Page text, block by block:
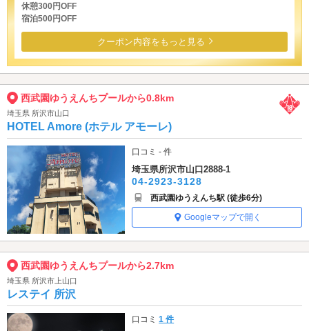
休憩300円OFF
宿泊500円OFF
クーポン内容をもっと見る
西武園ゆうえんちプールから0.8km
埼玉県 所沢市山口
HOTEL Amore (ホテル アモーレ)
口コミ - 件
埼玉県所沢市山口2888-1
04-2923-3128
西武園ゆうえんち駅 (徒歩6分)
Googleマップで開く
西武園ゆうえんちプールから2.7km
埼玉県 所沢市上山口
レステイ 所沢
口コミ1 件